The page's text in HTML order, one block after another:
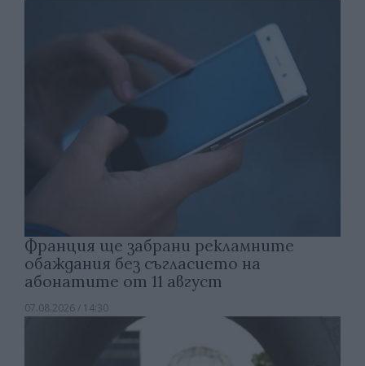
Франция ще забрани рекламните
обаждания без съгласието на
абонатите от 11 август
07.08.2026 / 14:30